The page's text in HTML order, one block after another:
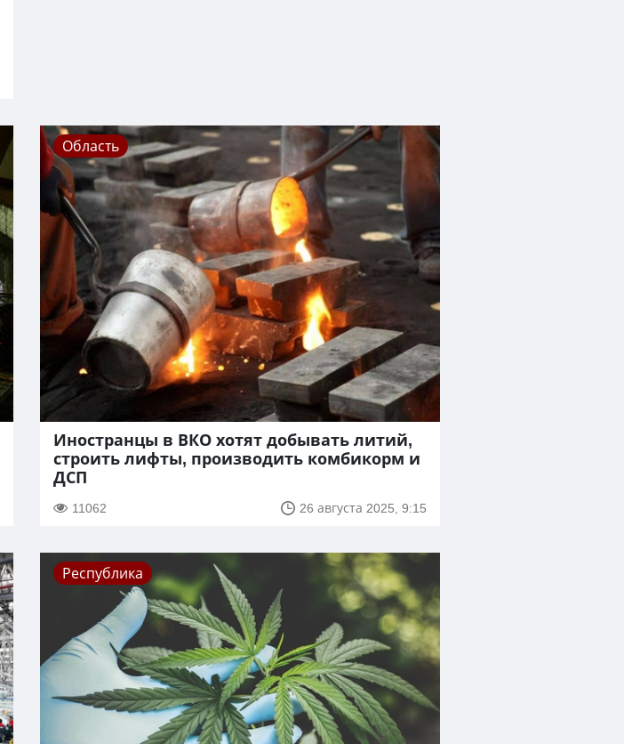
Область
Иностранцы в ВКО хотят добывать литий,
строить лифты, производить комбикорм и
ДСП
11062 26 августа 2025, 9:15
Республика